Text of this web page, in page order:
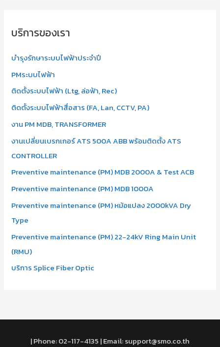
บริการของเรา
บำรุงรักษาระบบไฟฟ้าประจำปี
PMระบบไฟฟ้า
ติดตั้งระบบไฟฟ้า (Ltg, ล่อฟ้า, Rec)
ติดตั้งระบบไฟฟ้าสื่อสาร (FA, Lan, CCTV, PA)
งาน PM MDB, TRANSFORMER
งานเปลี่ยนเบรกเกอร์ ATS 500A ABB พร้อมติดตั้ง ATS
CONTROLLER
Preventive maintenance (PM) MDB 2000A & Test ACB
Preventive maintenance (PM) MDB 1000A
Preventive maintenance (PM) หม้อแปลง 2000kVA Dry
Type
Preventive maintenance (PM) 22-24kV Ring Main Unit
(RMU)
บริการ Splice Fiber Optic
| Phone: 02-117-4135 | Email: support@smo.co.th